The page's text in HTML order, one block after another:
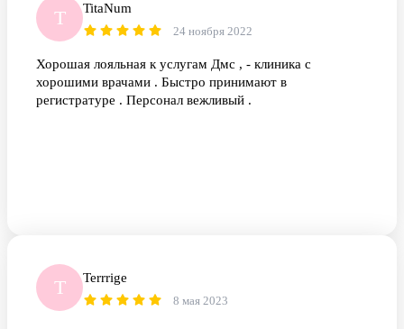
T TitaNum
24 ноября 2022
Хорошая лояльная к услугам Дмс , - клиника с
хорошими врачами . Быстро принимают в
регистратуре . Персонал вежливый .
T Terrrige
8 мая 2023